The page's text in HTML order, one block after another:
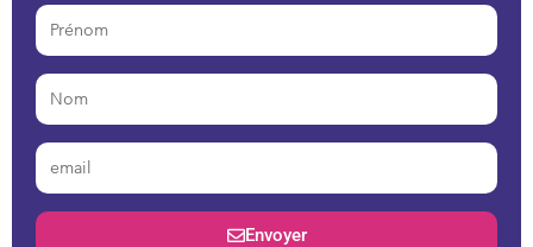
Envoyer